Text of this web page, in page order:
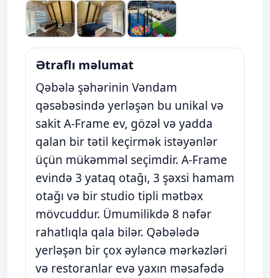
Ətraflı məlumat
Qəbələ şəhərinin Vəndam
qəsəbəsində yerləşən bu unikal və
sakit A-Frame ev, gözəl və yadda
qalan bir tətil keçirmək istəyənlər
üçün mükəmməl seçimdir. A-Frame
evində 3 yataq otağı, 3 şəxsi hamam
otağı və bir studio tipli mətbəx
mövcuddur. Ümumilikdə 8 nəfər
rahatlıqla qala bilər. Qəbələdə
yerləşən bir çox əyləncə mərkəzləri
və restoranlar evə yaxın məsafədə